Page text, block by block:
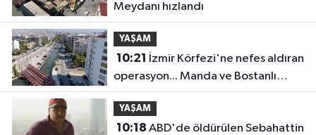
Meydanı hızlandı
YAŞAM
10:21
operasyon... Manda ve Bostanlı
temizlendi
YAŞAM
10:18